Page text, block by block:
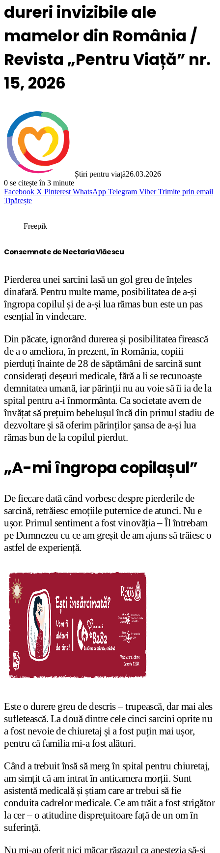
dureri invizibile ale
mamelor din România /
Revista „Pentru Viață” nr.
15, 2026
Știri pentru viață26.03.2026
0 se citește în 3 minute
Facebook X Pinterest WhatsApp Telegram Viber Trimite prin email
Tipărește
Freepik
Consemnate de Nectaria Vlăescu
Pierderea unei sarcini lasă un gol greu de înțeles
dinafară. Pentru multe mame, posibilitatea de a-și
îngropa copilul și de a-și lua rămas bun este un pas
esențial în vindecare.
Din păcate, ignorând durerea și posibilitatea firească
de a o ameliora, în prezent, în România, copiii
pierduți înainte de 28 de săptămâni de sarcină sunt
considerați deșeuri medicale, fără a li se recunoaște
demnitatea umană, iar părinții nu au voie să îi ia de la
spital pentru a-i înmormânta. Ca societate avem de
învățat să prețuim bebelușul încă din primul stadiu de
dezvoltare și să oferim părinților șansa de a-și lua
rămas bun de la copilul pierdut.
„A-mi îngropa copilașul”
De fiecare dată când vorbesc despre pierderile de
sarcină, retrăiesc emoțiile puternice de atunci. Nu e
ușor. Primul sentiment a fost vinovăția – Îl întrebam
pe Dumnezeu cu ce am greșit de am ajuns să trăiesc o
astfel de experiență.
Este o durere greu de descris – trupească, dar mai ales
sufletească. La două dintre cele cinci sarcini oprite nu
a fost nevoie de chiuretaj și a fost puțin mai ușor,
pentru că familia mi-a fost alături.
Când a trebuit însă să merg în spital pentru chiuretaj,
am simțit că am intrat în anticamera morții. Sunt
asistentă medicală și știam care ar trebui să fie
conduita cadrelor medicale. Ce am trăit a fost strigător
la cer – o atitudine disprețuitoare față de un om în
suferință.
Nu mi-au oferit nici măcar răgazul ca anestezia să-și